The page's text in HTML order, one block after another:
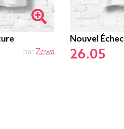
par Zewa
Nouvel Échec
26.05